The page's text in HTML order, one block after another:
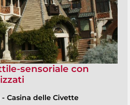
sensoriale con
- Casina delle Civette